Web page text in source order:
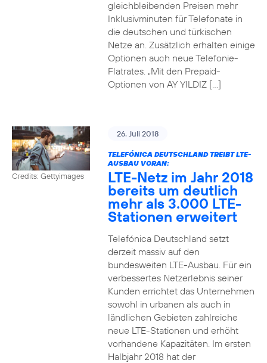
gleichbleibenden Preisen mehr
Inklusivminuten für Telefonate in
die deutschen und türkischen
Netze an. Zusätzlich erhalten einige
Optionen auch neue Telefonie-
Flatrates. „Mit den Prepaid-
Optionen von AY YILDIZ […]
Credits: Gettyimages
26. Juli 2018
TELEFÓNICA DEUTSCHLAND TREIBT LTE-
AUSBAU VORAN:
LTE-Netz im Jahr 2018
bereits um deutlich
mehr als 3.000 LTE-
Stationen erweitert
Telefónica Deutschland setzt
derzeit massiv auf den
bundesweiten LTE-Ausbau. Für ein
verbessertes Netzerlebnis seiner
Kunden errichtet das Unternehmen
sowohl in urbanen als auch in
ländlichen Gebieten zahlreiche
neue LTE-Stationen und erhöht
vorhandene Kapazitäten. Im ersten
Halbjahr 2018 hat der